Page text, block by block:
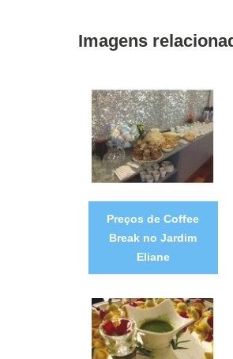
Imagens
Preços de Coffee
Break no Jardim
Eliane